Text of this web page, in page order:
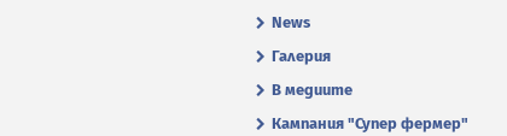
News
Галерия
В медиите
Кампания "Супер фермер"